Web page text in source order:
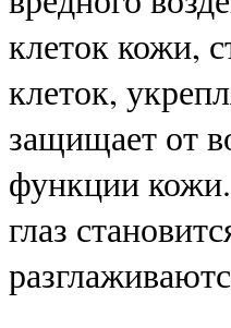
клеток кожи,
клеток,
защищает от
функции
глаз